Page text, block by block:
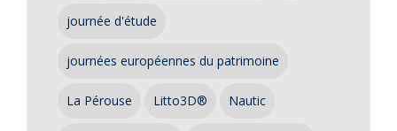
journée d'étude
journées européennes du patrimoine
La Pérouse Litto3D® Nautic